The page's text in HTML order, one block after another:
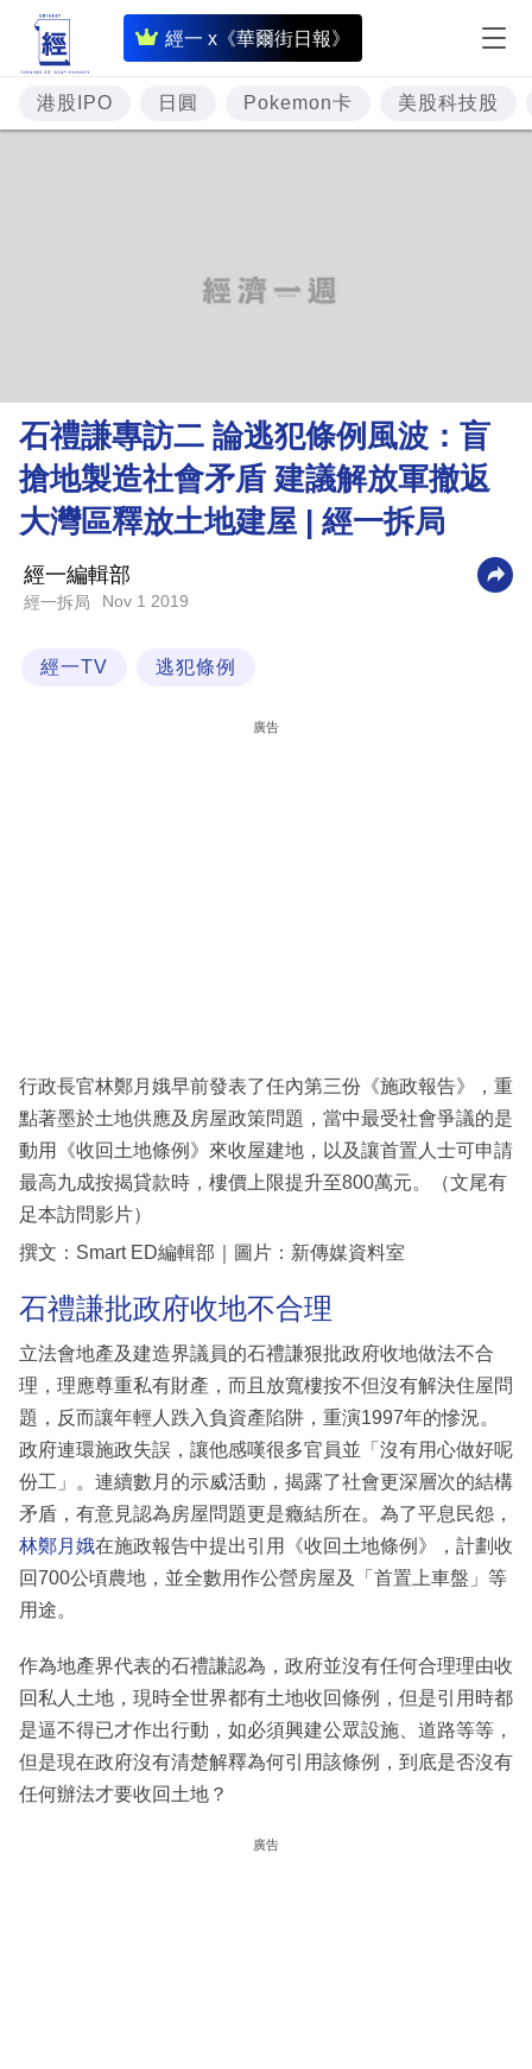
經一 x《華爾街日報》
即
時
財
經
理
財
商
業
技
場
港股IPO 日圓 Pokemon卡 美股科技股
石禮謙專訪二 論逃犯條例風波：盲
搶地製造社會矛盾 建議解放軍撤返
大灣區釋放土地建屋 | 經一拆局
經一編輯部
經一拆局 Nov 1 2019
經一TV 逃犯條例
廣告
行政長官林鄭月娥早前發表了任內第三份《施政報告》，重
點著墨於土地供應及房屋政策問題，當中最受社會爭議的是
動用《收回土地條例》來收屋建地，以及讓首置人士可申請
最高九成按揭貸款時，樓價上限提升至800萬元。（文尾有
足本訪問影片）
撰文：Smart ED編輯部｜圖片：新傳媒資料室
石禮謙批政府收地不合理
立法會地產及建造界議員的石禮謙狠批政府收地做法不合
理，理應尊重私有財產，而且放寬樓按不但沒有解決住屋問
題，反而讓年輕人跌入負資產陷阱，重演1997年的慘況。
政府連環施政失誤，讓他感嘆很多官員並「沒有用心做好呢
份工」。連續數月的示威活動，揭露了社會更深層次的結構
矛盾，有意見認為房屋問題更是癥結所在。為了平息民怨，
林鄭月娥在施政報告中提出引用《收回土地條例》，計劃收
回700公頃農地，並全數用作公營房屋及「首置上車盤」等
用途。
作為地產界代表的石禮謙認為，政府並沒有任何合理理由收
回私人土地，現時全世界都有土地收回條例，但是引用時都
是逼不得已才作出行動，如必須興建公眾設施、道路等等，
但是現在政府沒有清楚解釋為何引用該條例，到底是否沒有
任何辦法才要收回土地？
廣告